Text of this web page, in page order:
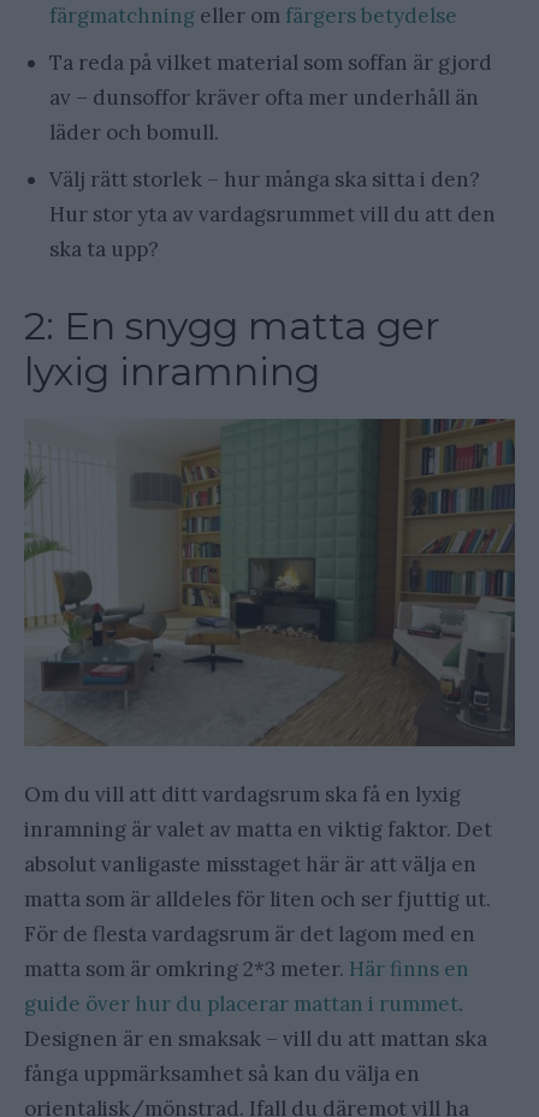
färgmatchning eller om färgers betydelse
Ta reda på vilket material som soffan är gjord
av – dunsoffor kräver ofta mer underhåll än
läder och bomull.
Välj rätt storlek – hur många ska sitta i den?
Hur stor yta av vardagsrummet vill du att den
ska ta upp?
2: En snygg matta ger
lyxig inramning
Om du vill att ditt vardagsrum ska få en lyxig
inramning är valet av matta en viktig faktor. Det
absolut vanligaste misstaget här är att välja en
matta som är alldeles för liten och ser fjuttig ut.
För de flesta vardagsrum är det lagom med en
matta som är omkring 2*3 meter. Här finns en
guide över hur du placerar mattan i rummet.
Designen är en smaksak – vill du att mattan ska
fånga uppmärksamhet så kan du välja en
orientalisk/mönstrad. Ifall du däremot vill ha